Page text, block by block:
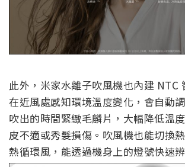
此外，米家水離子吹風機也內建 NTC
在近風處感知環境溫度變化，會自動
吹出的時間緊緻毛麟片，大幅降低溫
皮不適或秀髮損傷。吹風機也能切換
熱循環風，能透過機身上的燈號快速辨